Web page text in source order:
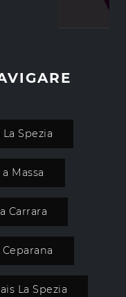
Spezia
Massa
Carrara
La Spezia